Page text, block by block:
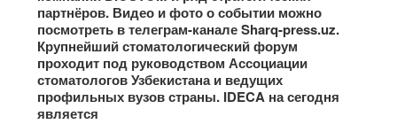
партнёров. Видео и фото о событии можно
посмотреть в телеграм-канале Sharq-press.uz.
Крупнейший стоматологический форум
проходит под руководством Ассоциации
стоматологов Узбекистана и ведущих
профильных вузов страны. IDECA на сегодня
является